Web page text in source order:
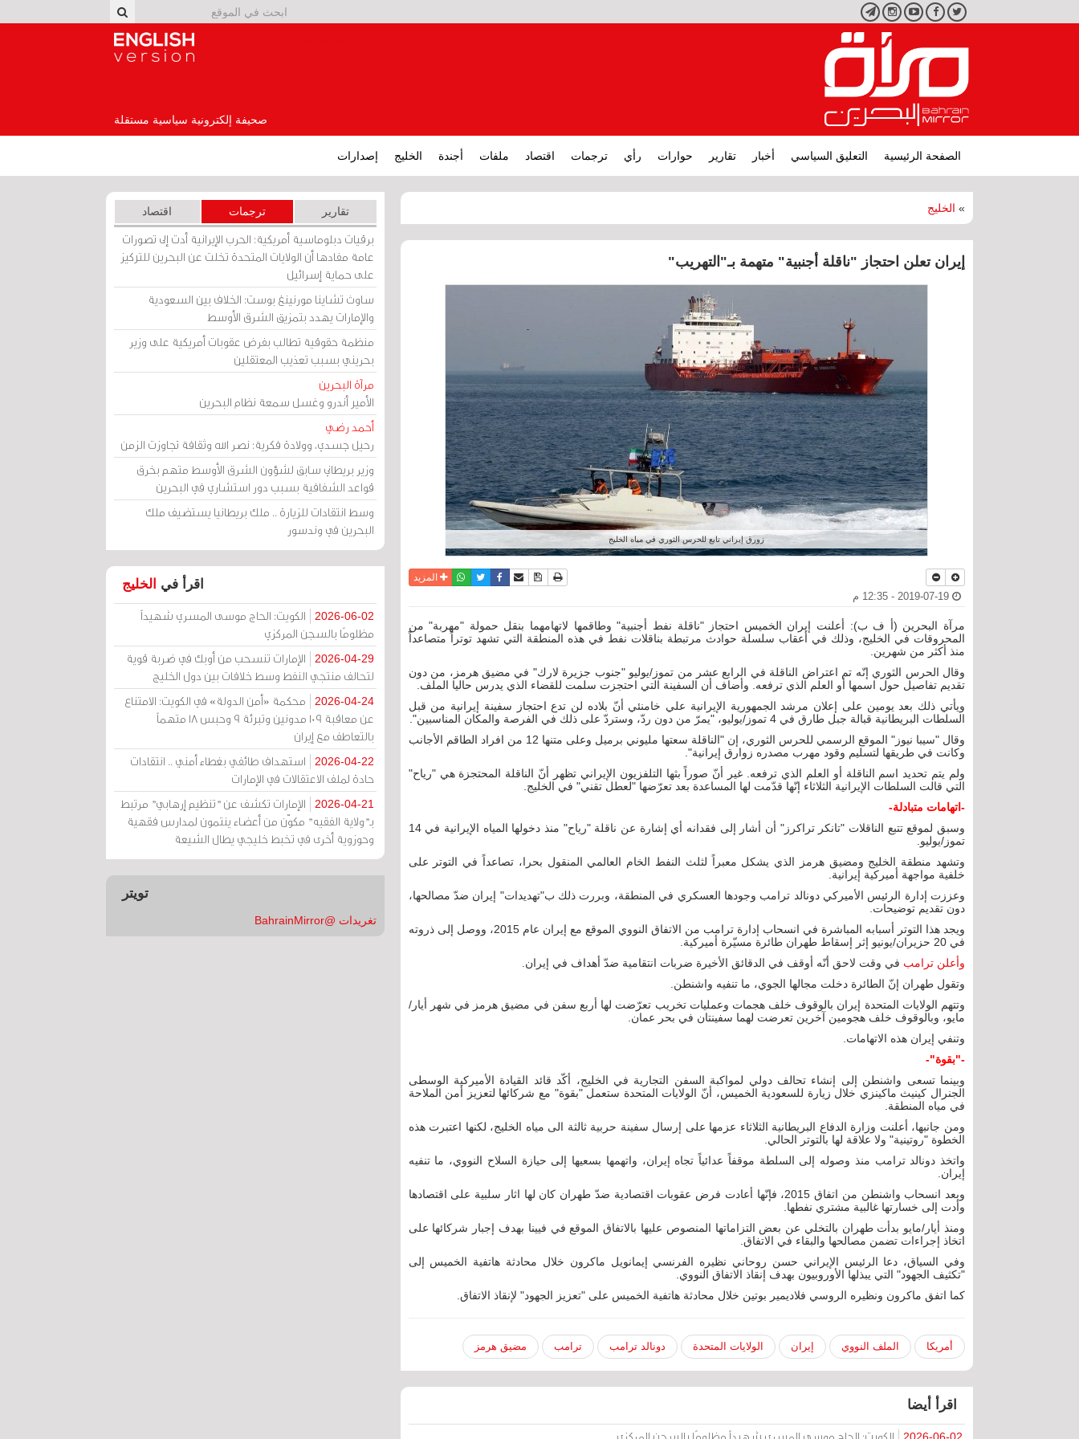
تويتر فيسبوكيوتيوبانستجرامتليجرام
صحيفة إلكترونية سياسية مستقلة
الصفحة الرئيسية التعليق السياسي أخبار تقارير حوارات رأي ترجمات اقتصاد ملفات أجندة الخليج إصدارات
» الخليج
إيران تعلن احتجاز "ناقلة أجنبية" متهمة بـ"التهريب"
زورق إيراني تابع للحرس الثوري في مياه الخليج
نسخة للطباعة
حفظ الموضوع
أرسل الى صديق
فيسبوكتويترواتسابالمزيد
مرآة البحرين (أ ف ب): أعلنت إيران الخميس احتجاز "ناقلة نفط أجنبية" وطاقمها لاتهامهما بنقل حمولة "مهربة" من
المحروقات في الخليج، وذلك في أعقاب سلسلة حوادث مرتبطة بناقلات نفط في هذه المنطقة التي تشهد توتراً متصاعداً
منذ أكثر من شهرين.
وقال الحرس الثوري إنّه تم اعتراض الناقلة في الرابع عشر من تموز/يوليو "جنوب جزيرة لارك" في مضيق هرمز، من دون
تقديم تفاصيل حول اسمها أو العلم الذي ترفعه. وأضاف أن السفينة التي احتجزت سلمت للقضاء الذي يدرس حاليا الملف.
ويأتي ذلك بعد يومين على إعلان مرشد الجمهورية الإيرانية علي خامنئي أنّ بلاده لن تدع احتجاز سفينة إيرانية من قبل
السلطات البريطانية قبالة جبل طارق في 4 تموز/يوليو، "يمرّ من دون ردّ، وستردّ على ذلك في الفرصة والمكان المناسبين".
وقال "سيبا نيوز" الموقع الرسمي للحرس الثوري، إن "الناقلة سعتها مليوني برميل وعلى متنها 12 من افراد الطاقم الأجانب
وكانت في طريقها لتسليم وقود مهرب مصدره زوارق إيرانية".
ولم يتم تحديد اسم الناقلة أو العلم الذي ترفعه. غير أنّ صوراً بثها التلفزيون الإيراني تظهر أنّ الناقلة المحتجزة هي "رياح"
التي قالت السلطات الإيرانية الثلاثاء إنّها قدّمت لها المساعدة بعد تعرّضها "لعطل تقني" في الخليج.
-اتهامات متبادلة-
وسبق لموقع تتبع الناقلات "تانكر تراكرز" أن أشار إلى فقدانه أي إشارة عن ناقلة "رياح" منذ دخولها المياه الإيرانية في 14
تموز/يوليو.
وتشهد منطقة الخليج ومضيق هرمز الذي يشكل معبراً لثلث النفط الخام العالمي المنقول بحرا، تصاعداً في التوتر على
خلفية مواجهة أميركية إيرانية.
وعززت إدارة الرئيس الأميركي دونالد ترامب وجودها العسكري في المنطقة، وبررت ذلك ب"تهديدات" إيران ضدّ مصالحها،
دون تقديم توضيحات.
ويجد هذا التوتر أسبابه المباشرة في انسحاب إدارة ترامب من الاتفاق النووي الموقع مع إيران عام 2015، ووصل إلى ذروته
في 20 حزيران/يونيو إثر إسقاط طهران طائرة مسيّرة أميركية.
وأعلن ترامب في وقت لاحق أنّه أوقف في الدقائق الأخيرة ضربات انتقامية ضدّ أهداف في إيران.
وتقول طهران إنّ الطائرة دخلت مجالها الجوي، ما تنفيه واشنطن.
وتتهم الولايات المتحدة إيران بالوقوف خلف هجمات وعمليات تخريب تعرّضت لها أربع سفن في مضيق هرمز في شهر أيار/
مايو، وبالوقوف خلف هجومين آخرين تعرضت لهما سفينتان في بحر عمان.
وتنفي إيران هذه الاتهامات.
-"بقوة"-
وبينما تسعى واشنطن إلى إنشاء تحالف دولي لمواكبة السفن التجارية في الخليج، أكّد قائد القيادة الأميركية الوسطى
الجنرال كينيث ماكينزي خلال زيارة للسعودية الخميس، أنّ الولايات المتحدة ستعمل "بقوة" مع شركائها لتعزيز أمن الملاحة
في مياه المنطقة.
ومن جانبها، أعلنت وزارة الدفاع البريطانية الثلاثاء عزمها على إرسال سفينة حربية ثالثة الى مياه الخليج، لكنها اعتبرت هذه
الخطوة "روتينية" ولا علاقة لها بالتوتر الحالي.
واتخذ دونالد ترامب منذ وصوله إلى السلطة موقفاً عدائياً تجاه إيران، واتهمها بسعيها إلى حيازة السلاح النووي، ما تنفيه
إيران.
وبعد انسحاب واشنطن من اتفاق 2015، فإنّها أعادت فرض عقوبات اقتصادية ضدّ طهران كان لها اثار سلبية على اقتصادها
وأدت إلى خسارتها غالبية مشتري نفطها.
ومنذ أيار/مايو بدأت طهران بالتخلي عن بعض التزاماتها المنصوص عليها بالاتفاق الموقع في فيينا بهدف إجبار شركائها على
اتخاذ إجراءات تضمن مصالحها والبقاء في الاتفاق.
وفي السياق، دعا الرئيس الإيراني حسن روحاني نظيره الفرنسي إيمانويل ماكرون خلال محادثة هاتفية الخميس إلى
"تكثيف الجهود" التي يبذلها الأوروبيون بهدف إنقاذ الاتفاق النووي.
كما اتفق ماكرون ونظيره الروسي فلاديمير بوتين خلال محادثة هاتفية الخميس على "تعزيز الجهود" لإنقاذ الاتفاق.
أمريكا الملف النووي إيران الولايات المتحدة دونالد ترامب ترامب مضيق هرمز
اقرأ أيضا
تقارير ترجمات اقتصاد
برقيات دبلوماسية أمريكية: الحرب الإيرانية أدت إلى تصورات
عامة مفادها أن الولايات المتحدة تخلت عن البحرين للتركيز
على حماية إسرائيل
ساوث تشاينا مورنينغ بوست: الخلاف بين السعودية
والإمارات يهدد بتمزيق الشرق الأوسط
منظمة حقوقية تطالب بفرض عقوبات أمريكية على وزير
بحريني بسبب تعذيب المعتقلين
مرآة البحرين
الأمير أندرو وغسل سمعة نظام البحرين
أحمد رضي
رحيل جسدي، وولادة فكرية: نصر الله وثقافة تجاوزت الزمن
وزير بريطاني سابق لشؤون الشرق الأوسط متهم بخرق
قواعد الشفافية بسبب دور استشاري في البحرين
وسط انتقادات للزيارة .. ملك بريطانيا يستضيف ملك
البحرين في وندسور
اقرأ في الخليج
2026-06-02
الكويت: الحاج موسى المسري شهيداً
مظلومًا بالسجن المركزي
2026-04-29
الإمارات تنسحب من أوبك في ضربة قوية
لتحالف منتجي النفط وسط خلافات بين دول الخليج
2026-04-24
محكمة «أمن الدولة» في الكويت: الامتناع
عن معاقبة 109 مدونين وتبرئة 9 وحبس 18 متهماً
بالتعاطف مع إيران
2026-04-22
استهداف طائفي بغطاء أمني .. انتقادات
حادة لملف الاعتقالات في الإمارات
2026-04-21
الإمارات تكشف عن "تنظيم إرهابي" مرتبط
بـ"ولاية الفقيه" مكوّن من أعضاء ينتمون لمدارس فقهية
وحوزوية أخرى في تخبط خليجي يطال الشيعة
تويتر
تغريدات @BahrainMirror